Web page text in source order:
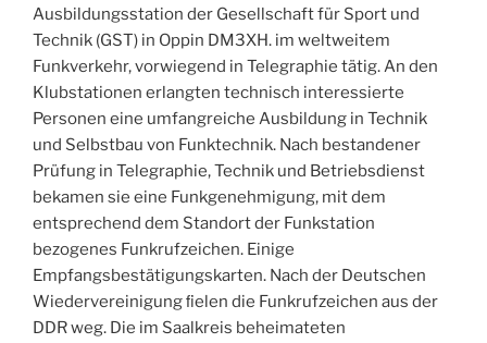
Ausbildungsstation der Gesellschaft für Sport und
Technik (GST) in Oppin DM3XH. im weltweitem
Funkverkehr, vorwiegend in Telegraphie tätig. An den
Klubstationen erlangten technisch interessierte
Personen eine umfangreiche Ausbildung in Technik
und Selbstbau von Funktechnik. Nach bestandener
Prüfung in Telegraphie, Technik und Betriebsdienst
bekamen sie eine Funkgenehmigung, mit dem
entsprechend dem Standort der Funkstation
bezogenes Funkrufzeichen. Einige
Empfangsbestätigungskarten. Nach der Deutschen
Wiedervereinigung ﬁelen die Funkrufzeichen aus der
DDR weg. Die im Saalkreis beheimateten